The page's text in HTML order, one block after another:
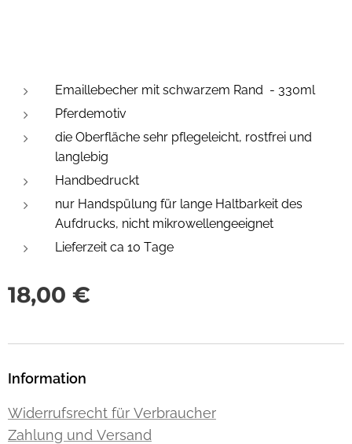
Emaillebecher mit schwarzem Rand - 330ml
Pferdemotiv
die Oberfläche sehr pflegeleicht, rostfrei und
langlebig
Handbedruckt
nur Handspülung für lange Haltbarkeit des
Aufdrucks, nicht mikrowellengeeignet
Lieferzeit ca 10 Tage
18,00 €
Information
Widerrufsrecht für Verbraucher
Zahlung und Versand